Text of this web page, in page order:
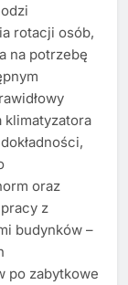
rotacji osób,
na potrzebę
klimatyzatora
oraz
z
budynków –
po zabytkowe